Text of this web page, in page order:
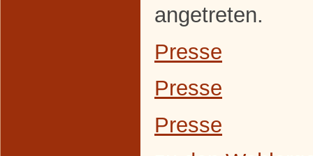
angetreten.
Presse
Presse
Presse